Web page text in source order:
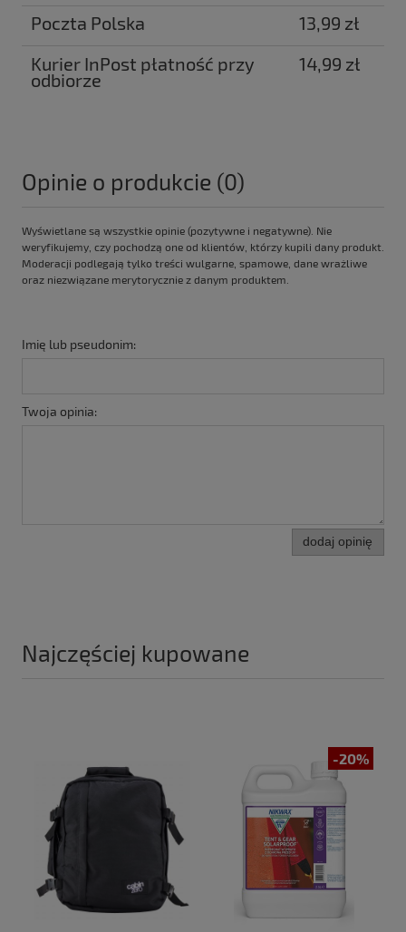
Poczta Polska
13,99 zł
Kurier InPost płatność przy
odbiorze
14,99 zł
Opinie o produkcie (0)
Wyświetlane są wszystkie opinie (pozytywne i negatywne). Nie
weryfikujemy, czy pochodzą one od klientów, którzy kupili dany produkt.
Moderacji podlegają tylko treści wulgarne, spamowe, dane wrażliwe
oraz niezwiązane merytorycznie z danym produktem.
Imię lub pseudonim:
Twoja opinia:
dodaj opinię
Najczęściej kupowane
-20%